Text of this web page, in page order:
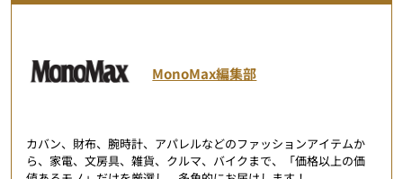
MonoMax編集部
カバン、財布、腕時計、アパレルなどのファッションアイテムか
ら、家電、文房具、雑貨、クルマ、バイクまで、「価格以上の価